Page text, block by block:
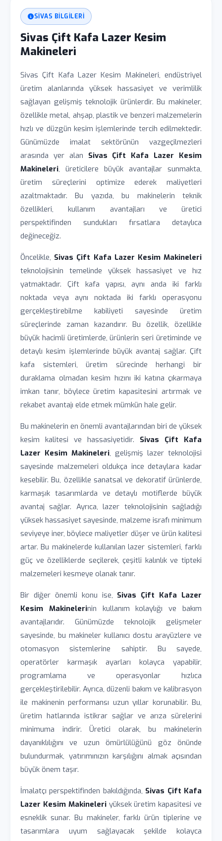
SIVAS BILGILERI
Sivas Çift Kafa Lazer Kesim
Makineleri
Sivas Çift Kafa Lazer Kesim Makineleri, endüstriyel
üretim alanlarında yüksek hassasiyet ve verimlilik
sağlayan gelişmiş teknolojik ürünlerdir. Bu makineler,
özellikle metal, ahşap, plastik ve benzeri malzemelerin
hızlı ve düzgün kesim işlemlerinde tercih edilmektedir.
Günümüzde imalat sektörünün vazgeçilmezleri
arasında yer alan Sivas Çift Kafa Lazer Kesim
Makineleri, üreticilere büyük avantajlar sunmakta,
üretim süreçlerini optimize ederek maliyetleri
azaltmaktadır. Bu yazıda, bu makinelerin teknik
özellikleri, kullanım avantajları ve üretici
perspektifinden sundukları fırsatlara detaylıca
değineceğiz.
Öncelikle, Sivas Çift Kafa Lazer Kesim Makineleri
teknolojisinin temelinde yüksek hassasiyet ve hız
yatmaktadır. Çift kafa yapısı, aynı anda iki farklı
noktada veya aynı noktada iki farklı operasyonu
gerçekleştirebilme kabiliyeti sayesinde üretim
süreçlerinde zaman kazandırır. Bu özellik, özellikle
büyük hacimli üretimlerde, ürünlerin seri üretiminde ve
detaylı kesim işlemlerinde büyük avantaj sağlar. Çift
kafa sistemleri, üretim sürecinde herhangi bir
duraklama olmadan kesim hızını iki katına çıkarmaya
imkan tanır, böylece üretim kapasitesini artırmak ve
rekabet avantajı elde etmek mümkün hale gelir.
Bu makinelerin en önemli avantajlarından biri de yüksek
kesim kalitesi ve hassasiyetidir. Sivas Çift Kafa
Lazer Kesim Makineleri, gelişmiş lazer teknolojisi
sayesinde malzemeleri oldukça ince detaylara kadar
kesebilir. Bu, özellikle sanatsal ve dekoratif ürünlerde,
karmaşık tasarımlarda ve detaylı motiflerde büyük
avantaj sağlar. Ayrıca, lazer teknolojisinin sağladığı
yüksek hassasiyet sayesinde, malzeme israfı minimum
seviyeye iner, böylece maliyetler düşer ve ürün kalitesi
artar. Bu makinelerde kullanılan lazer sistemleri, farklı
güç ve özelliklerde seçilerek, çeşitli kalınlık ve tipteki
malzemeleri kesmeye olanak tanır.
Bir diğer önemli konu ise, Sivas Çift Kafa Lazer
Kesim Makinelerinin kullanım kolaylığı ve bakım
avantajlarıdır. Günümüzde teknolojik gelişmeler
sayesinde, bu makineler kullanıcı dostu arayüzlere ve
otomasyon sistemlerine sahiptir. Bu sayede,
operatörler karmaşık ayarları kolayca yapabilir,
programlama ve operasyonlar hızlıca
gerçekleştirilebilir. Ayrıca, düzenli bakım ve kalibrasyon
ile makinenin performansı uzun yıllar korunabilir. Bu,
üretim hatlarında istikrar sağlar ve arıza sürelerini
minimuma indirir. Üretici olarak, bu makinelerin
dayanıklılığını ve uzun ömürlülüğünü göz önünde
bulundurmak, yatırımınızın karşılığını almak açısından
büyük önem taşır.
İmalatçı perspektifinden bakıldığında, Sivas Çift Kafa
Lazer Kesim Makineleriyüksek üretim kapasitesi ve
esneklik sunar. Bu makineler, farklı ürün tiplerine ve
tasarımlara uyum sağlayacak şekilde kolayca